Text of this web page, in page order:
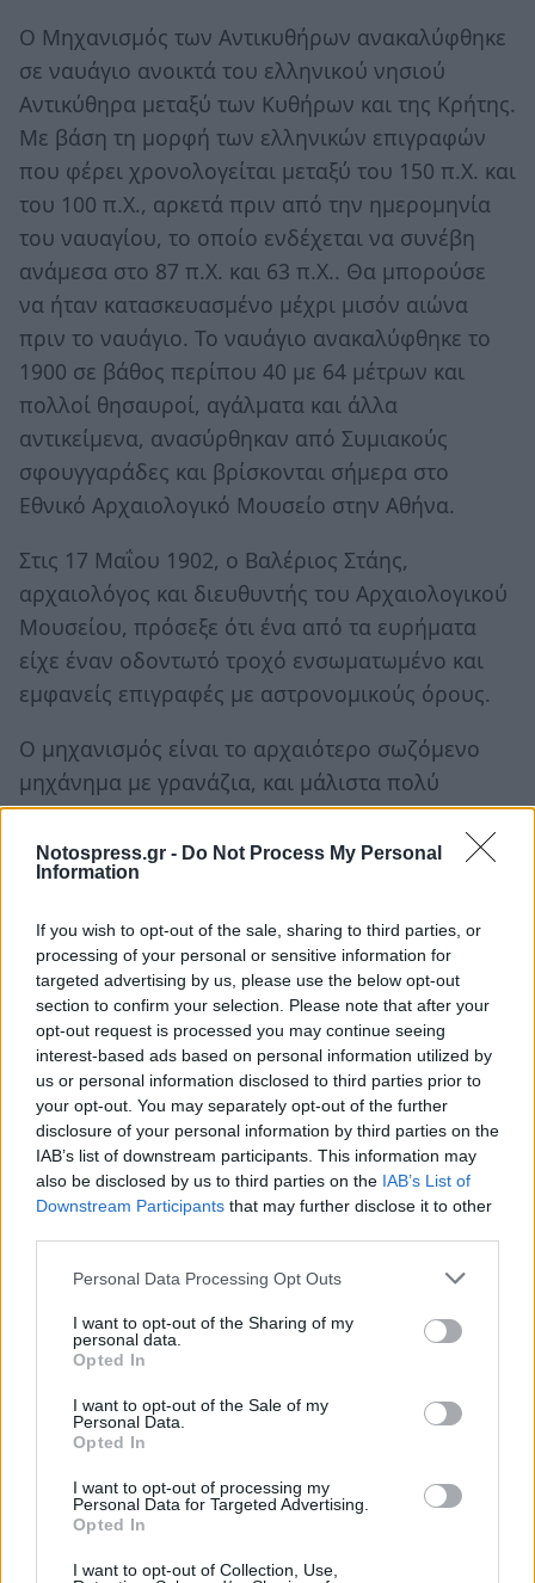
Notospress.gr - Do Not Process My Personal
Information
If you wish to opt-out of the sale, sharing to third parties, or
processing of your personal or sensitive information for
targeted advertising by us, please use the below opt-out
section to confirm your selection. Please note that after your
opt-out request is processed you may continue seeing
interest-based ads based on personal information utilized by
us or personal information disclosed to third parties prior to
your opt-out. You may separately opt-out of the further
disclosure of your personal information by third parties on the
IAB’s list of downstream participants. This information may
also be disclosed by us to third parties on the IAB’s List of
Downstream Participants that may further disclose it to other
Personal Data Processing Opt Outs
I want to opt-out of the Sharing of my
personal data.
Opted In
I want to opt-out of the Sale of my
Personal Data.
Opted In
I want to opt-out of processing my
Personal Data for Targeted Advertising.
Opted In
I want to opt-out of Collection, Use,
Ο Μηχανισμός των Αντικυθήρων ανακαλύφθηκε
σε ναυάγιο ανοικτά του ελληνικού νησιού
Αντικύθηρα μεταξύ των Κυθήρων και της Κρήτης.
Με βάση τη μορφή των ελληνικών επιγραφών
που φέρει χρονολογείται μεταξύ του 150 π.Χ. και
του 100 π.Χ., αρκετά πριν από την ημερομηνία
του ναυαγίου, το οποίο ενδέχεται να συνέβη
ανάμεσα στο 87 π.Χ. και 63 π.Χ.. Θα μπορούσε
να ήταν κατασκευασμένο μέχρι μισόν αιώνα
πριν το ναυάγιο. Το ναυάγιο ανακαλύφθηκε το
1900 σε βάθος περίπου 40 με 64 μέτρων και
πολλοί θησαυροί, αγάλματα και άλλα
αντικείμενα, ανασύρθηκαν από Συμιακούς
σφουγγαράδες και βρίσκονται σήμερα στο
Εθνικό Αρχαιολογικό Μουσείο στην Αθήνα.
Στις 17 Μαΐου 1902, ο Βαλέριος Στάης,
αρχαιολόγος και διευθυντής του Αρχαιολογικού
Μουσείου, πρόσεξε ότι ένα από τα ευρήματα
είχε έναν οδοντωτό τροχό ενσωματωμένο και
εμφανείς επιγραφές με αστρονομικούς όρους.
Ο μηχανισμός είναι το αρχαιότερο σωζόμενο
μηχάνημα με γρανάζια, και μάλιστα πολύ
πολύπλοκο. Είναι φτιαγμένος από μπρούντζο
και είχε ξύλινο πλαίσιο. Έχει προβληματίσει και
συναρπάσει πολλούς ιστορικούς της επιστήμης
πιο αποδεκτή θεωρία σχετικά με τη λειτουργία
του υποστηρίζει ότι ήταν ένας αναλογικός
υπολογιστής, όσο και ψηφιακός υπολογιστής
σχεδιασμένος για να υπολογίζει και απεικονίζει
τις κινήσεις των ουρανίων σωμάτων, τις
εκλείψεις ηλίου και σελήνης, τις φάσεις της
σελήνης.
Μπορούσε να εμφανίσει τις εκλείψεις ηλίου και
σελήνης βασιζόμενος στον βαβυλωνιακό κύκλο
του Σάρου. Τα καντράν του απεικόνιζαν επίσης
βασισμένο στον Μετωνικό κύκλο και ένα
αιγυπτιακό, που ήταν και το κοινό
«επιστημονικό» ημερολόγιο της ελληνιστικής
εποχής, ενώ σύμφωνα με τους ερευνητές
διεξαγωγής των Ολυμπιακών Αγώνων!
Οι παλαιότερες απόψεις που έχουν